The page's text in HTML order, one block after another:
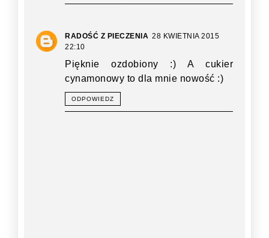
RADOŚĆ Z PIECZENIA 28 KWIETNIA 2015
22:10
Pięknie ozdobiony :) A cukier
cynamonowy to dla mnie nowość :)
ODPOWIEDZ